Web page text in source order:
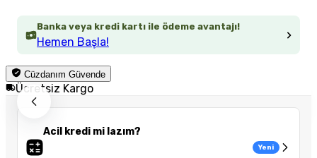
Banka veya kredi kartı ile ödeme avantajı!
Hemen Başla!
Cüzdanım Güvende
Ücretsiz Kargo
Acil kredi mi lazım?
Yeni